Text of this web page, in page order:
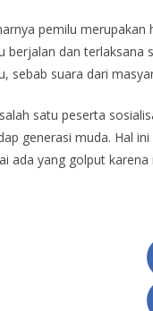
pemilu
berjalan dan terlaksana
sebab suara dari
satu peserta
generasi muda. Hal
ada yang golput